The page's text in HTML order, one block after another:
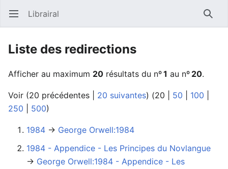
Ouvrir le menu principal Librairal
Liste des redirections
Afficher au maximum 20 résultats du nº1 au nº 20.
Voir (20 précédentes 20 suivantes) (20 50 100
250
500)
1984 →‎ George Orwell:1984
1984 - Appendice - Les Principes du Novlangue
→‎ George Orwell:1984 - Appendice - Les